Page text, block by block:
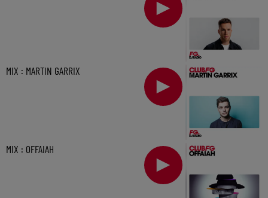
MIX : MARTIN GARRIX
MIX : OFFAIAH